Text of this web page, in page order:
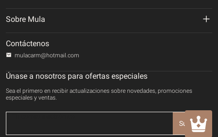
Política de privacidad
Términos de servicio
Método de pago
Sobre Mula
Rastrea tu orden
Contáctenos
Contáctenos
mulacarm@hotmail.com
Únase a nosotros para ofertas especiales
Sea el primero en recibir actualizaciones sobre novedades, promociones
especiales y ventas.
Suscribir